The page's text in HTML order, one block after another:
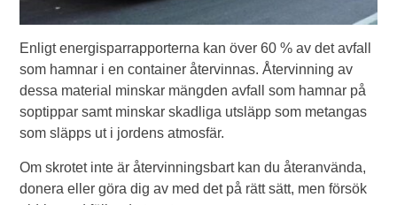
Enligt energisparrapporterna kan över 60 % av det avfall
som hamnar i en container återvinnas. Återvinning av
dessa material minskar mängden avfall som hamnar på
soptippar samt minskar skadliga utsläpp som metangas
som släpps ut i jordens atmosfär.
Om skrotet inte är återvinningsbart kan du återanvända,
donera eller göra dig av med det på rätt sätt, men försök